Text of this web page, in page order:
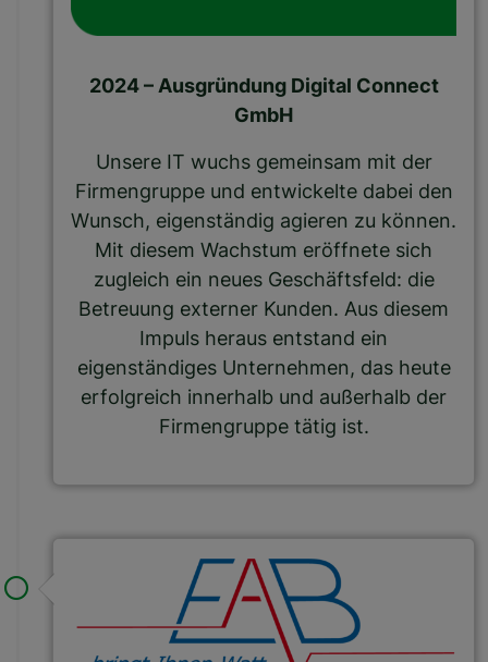
2024 – Ausgründung Digital Connect
GmbH
Unsere IT wuchs gemeinsam mit der
Firmengruppe und entwickelte dabei den
Wunsch, eigenständig agieren zu können.
Mit diesem Wachstum eröffnete sich
zugleich ein neues Geschäftsfeld: die
Betreuung externer Kunden. Aus diesem
Impuls heraus entstand ein
eigenständiges Unternehmen, das heute
erfolgreich innerhalb und außerhalb der
Firmengruppe tätig ist.